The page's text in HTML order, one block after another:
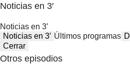
Noticias en 3′
Noticias en 3′
Noticias en 3′ Últimos programas
Cerrar
Otros episodios